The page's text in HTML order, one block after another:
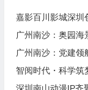
广州南沙：奥园海
广州南沙：党建
深圳南山动漫IP齐